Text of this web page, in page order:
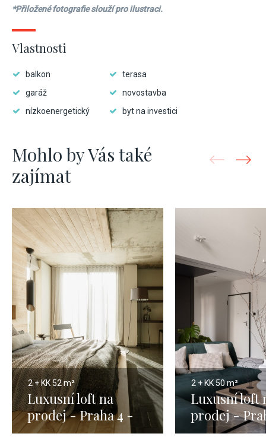
*Přiložené fotografie slouží pro ilustraci.
Vlastnosti
balkon
terasa
garáž
novostavba
nízkoenergetický
byt na investici
Mohlo by Vás také
zajímat
2 + KK52 m²
Luxusní loft na
prodej - Praha 4 -
52m
2 + KK 50 m²
Luxusní loft
prodej -
50m